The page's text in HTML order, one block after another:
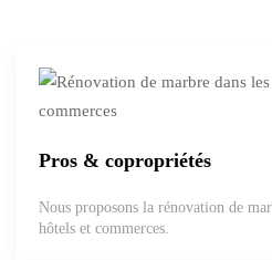
Pros & copropriétés
Nous proposons la rénovation de
hôtels et commerces.